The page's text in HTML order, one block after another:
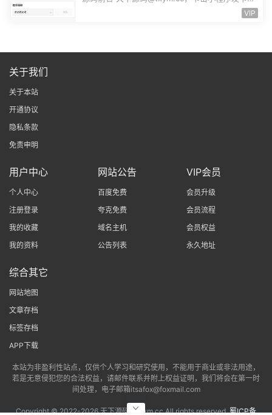
VIP
关于我们
关于本站
开通协议
隐私条款
免责申明
用户中心
个人中心
注册登录
我的收藏
我的资料
网站公告
百度免费
夸克免费
域名主机
公告列表
VIP会员
会员升级
会员流程
会员权益
永久地址
综合其它
网站地图
文章存档
标签存档
APP下载
本站为非盈利性站点，仅供个人学习和研究使用，不能用于商业或非法用途，
若是无意侵犯您的合法权益，请邮件联系并附上权益证明，我们将会在第一时
间处理，电子邮箱itsafox@foxmail.com
Copyright © 2022-2026 天下源码网txym.cc All rights reserved.蜀ICP备